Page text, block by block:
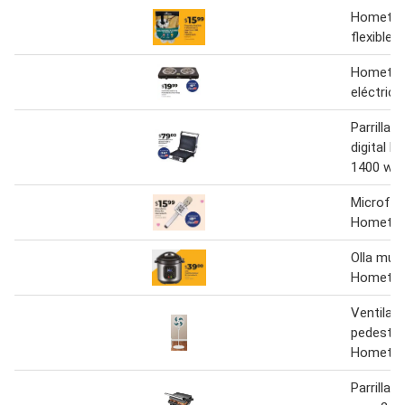
flexible
eléctrica
Parrilla
digital
1400 w
Olla
pedestal
Parrilla